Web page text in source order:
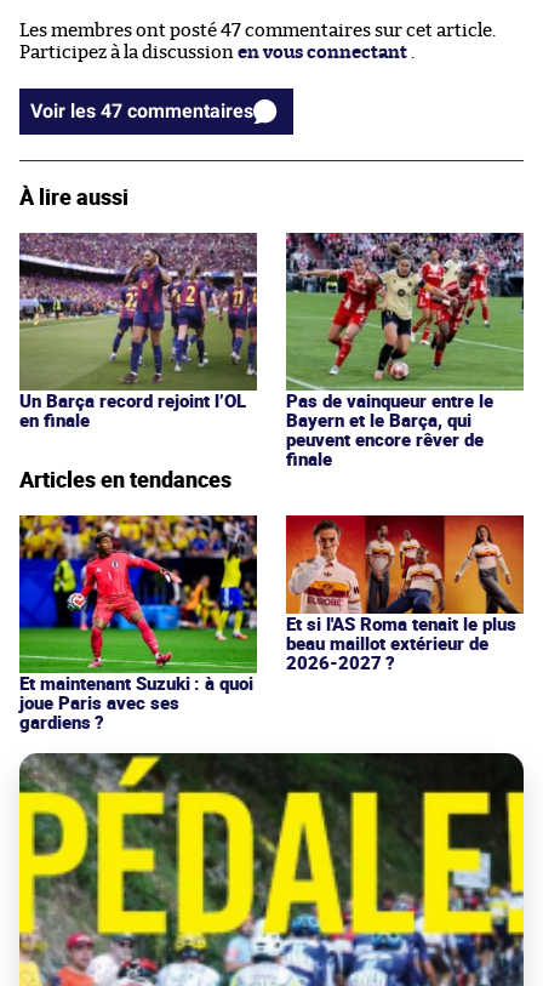
Les membres ont posté 47 commentaires sur cet article.
Participez à la discussion en vous connectant
Voir les 47 commentaires
À lire aussi
Un Barça record rejoint l’OL
en finale
Pas de vainqueur entre le
Bayern et le Barça, qui
peuvent encore rêver de
finale
Articles en tendances
Et maintenant Suzuki : à quoi
joue Paris avec ses
gardiens ?
Et si l'AS Roma tenait le plus
beau maillot extérieur de
2026-2027 ?